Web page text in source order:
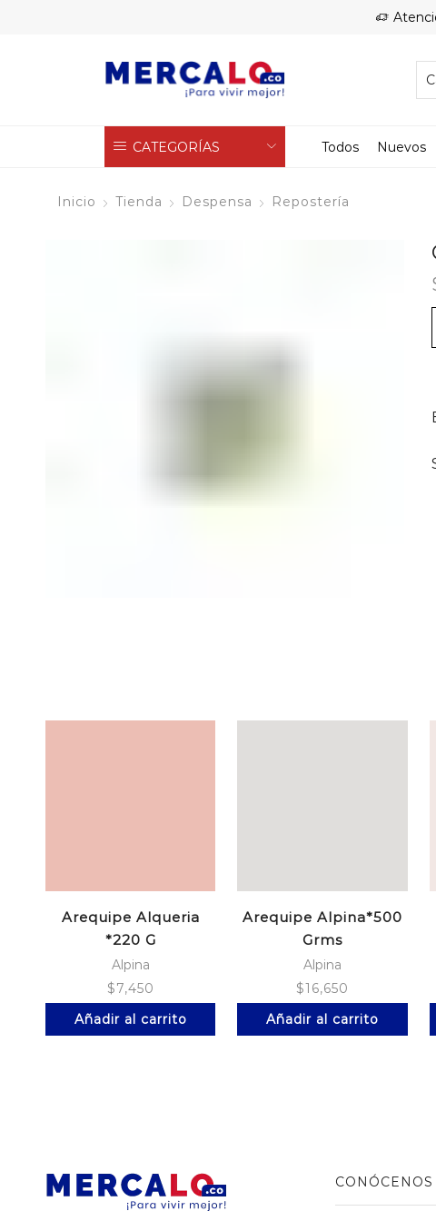
CATEGORÍAS Todos Nuevos
Inicio Tienda Despensa Repostería
Arequipe Alqueria
*220 G
Alpina
$7,450
Añadir al carrito
Arequipe Alpina*500
Grms
Alpina
$16,650
Añadir al carrito
CONÓCENOS